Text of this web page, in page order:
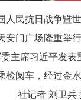
人民抗日战争暨
安门广场隆重举
主席习近平发表
检阅车，经过金
社记者 刘卫兵